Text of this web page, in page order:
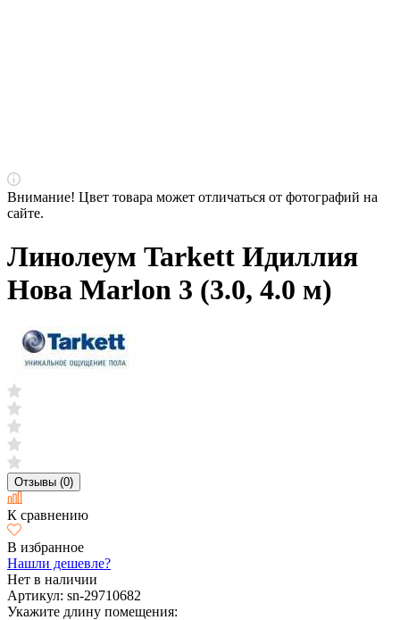
Внимание! Цвет товара может отличаться от фотографий на
сайте.
Линолеум Tarkett Идиллия
Нова Marlon 3 (3.0, 4.0 м)
Отзывы (0)
К сравнению
В избранное
Нашли дешевле?
Нет в наличии
Артикул: sn-29710682
Укажите длину помещения: